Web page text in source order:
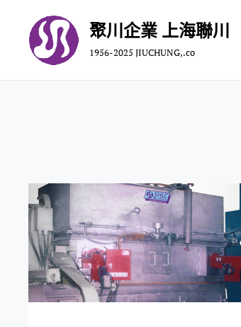
content
聚川企業 上海聯川
1956-2025 JIUCHUNG,.co